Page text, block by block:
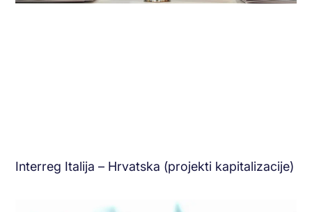
Interreg Italija – Hrvatska (projekti kapitalizacije)